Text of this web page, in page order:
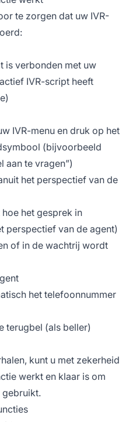
te zorgen dat uw IVR-
is verbonden met uw
IVR-script heeft
IVR-menu en druk op het
(bijvoorbeeld
aan te vragen”)
het perspectief van de
het gesprek in
perspectief van de agent)
of in de wachtrij wordt
het telefoonnummer
terugbel (als beller)
kunt u met zekerheid
werkt en klaar is om
gebruikt.